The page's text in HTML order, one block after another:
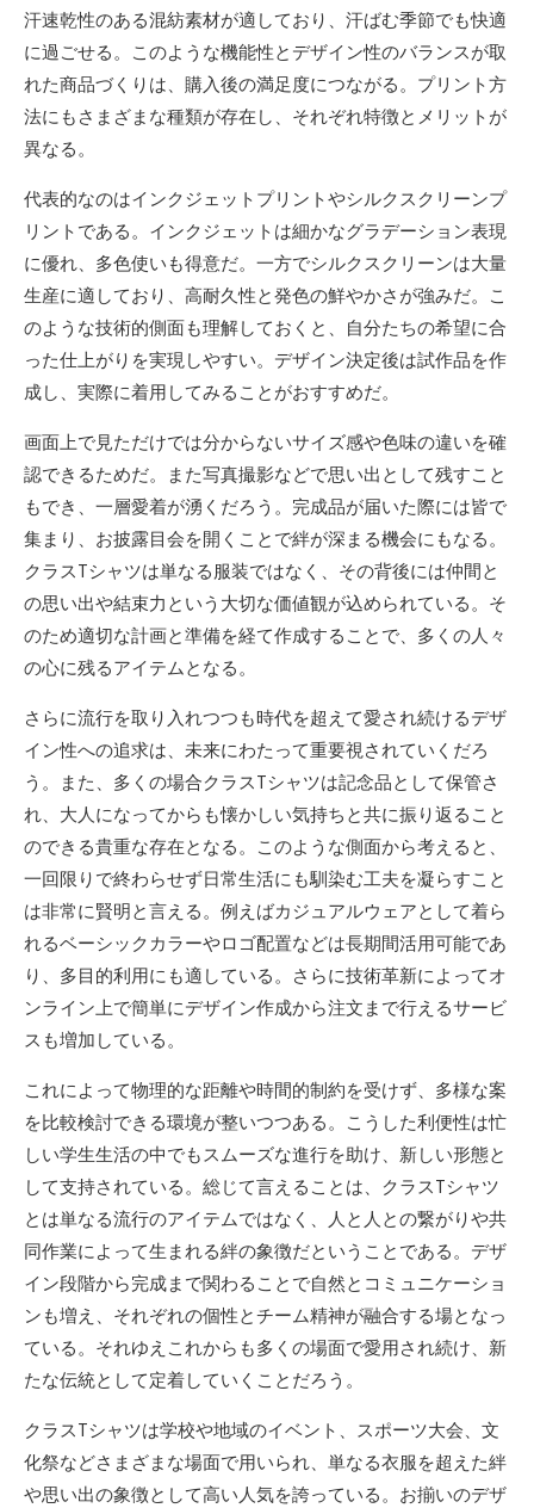
汗速乾性のある混紡素材が適しており、汗ばむ季節でも快適
に過ごせる。このような機能性とデザイン性のバランスが取
れた商品づくりは、購入後の満足度につながる。プリント方
法にもさまざまな種類が存在し、それぞれ特徴とメリットが
異なる。
代表的なのはインクジェットプリントやシルクスクリーンプ
リントである。インクジェットは細かなグラデーション表現
に優れ、多色使いも得意だ。一方でシルクスクリーンは大量
生産に適しており、高耐久性と発色の鮮やかさが強みだ。こ
のような技術的側面も理解しておくと、自分たちの希望に合
った仕上がりを実現しやすい。デザイン決定後は試作品を作
成し、実際に着用してみることがおすすめだ。
画面上で見ただけでは分からないサイズ感や色味の違いを確
認できるためだ。また写真撮影などで思い出として残すこと
もでき、一層愛着が湧くだろう。完成品が届いた際には皆で
集まり、お披露目会を開くことで絆が深まる機会にもなる。
クラスTシャツは単なる服装ではなく、その背後には仲間と
の思い出や結束力という大切な価値観が込められている。そ
のため適切な計画と準備を経て作成することで、多くの人々
の心に残るアイテムとなる。
さらに流行を取り入れつつも時代を超えて愛され続けるデザ
イン性への追求は、未来にわたって重要視されていくだろ
う。また、多くの場合クラスTシャツは記念品として保管さ
れ、大人になってからも懐かしい気持ちと共に振り返ること
のできる貴重な存在となる。このような側面から考えると、
一回限りで終わらせず日常生活にも馴染む工夫を凝らすこと
は非常に賢明と言える。例えばカジュアルウェアとして着ら
れるベーシックカラーやロゴ配置などは長期間活用可能であ
り、多目的利用にも適している。さらに技術革新によってオ
ンライン上で簡単にデザイン作成から注文まで行えるサービ
スも増加している。
これによって物理的な距離や時間的制約を受けず、多様な案
を比較検討できる環境が整いつつある。こうした利便性は忙
しい学生生活の中でもスムーズな進行を助け、新しい形態と
して支持されている。総じて言えることは、クラスTシャツ
とは単なる流行のアイテムではなく、人と人との繋がりや共
同作業によって生まれる絆の象徴だということである。デザ
イン段階から完成まで関わることで自然とコミュニケーショ
ンも増え、それぞれの個性とチーム精神が融合する場となっ
ている。それゆえこれからも多くの場面で愛用され続け、新
たな伝統として定着していくことだろう。
クラスTシャツは学校や地域のイベント、スポーツ大会、文
化祭などさまざまな場面で用いられ、単なる衣服を超えた絆
や思い出の象徴として高い人気を誇っている。お揃いのデザ